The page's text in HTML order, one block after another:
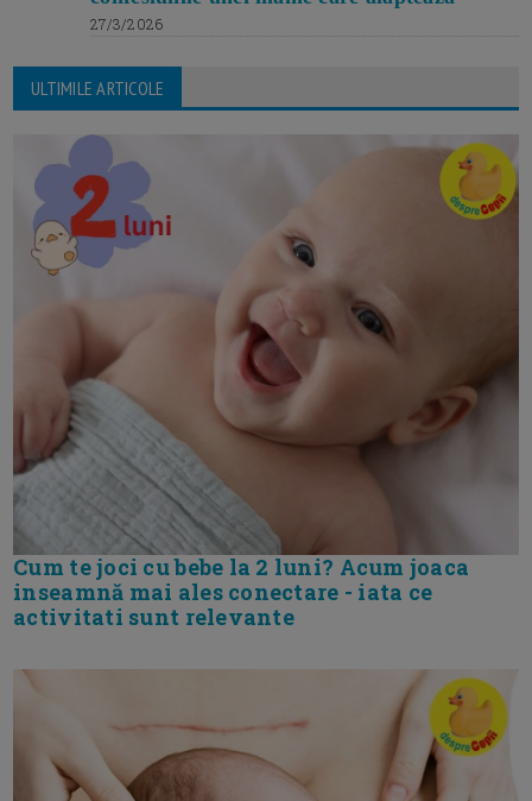
27/3/2026
ULTIMILE ARTICOLE
Cum te joci cu bebe la 2 luni? Acum joaca
inseamnă mai ales conectare - iata ce
activitati sunt relevante